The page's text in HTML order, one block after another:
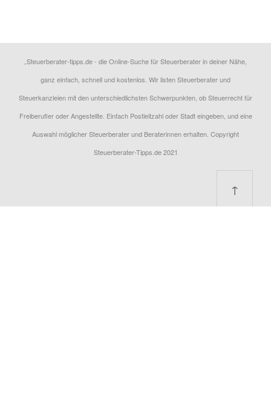
„Steuerberater-tipps.de - die Online-Suche für Steuerberater in deiner Nähe,
ganz einfach, schnell und kostenlos. Wir listen Steuerberater und
Steuerkanzleien mit den unterschiedlichsten Schwerpunkten, ob Steuerrecht für
Freiberufler oder Angestellte. Einfach Postleitzahl oder Stadt eingeben, und eine
Auswahl möglicher Steuerberater und Beraterinnen erhalten. Copyright
Steuerberater-Tipps.de 2021
↑